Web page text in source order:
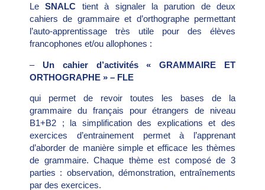
LeSNALC tient à signaler la parution de deux
cahiers de grammaire et d’orthographe permettant
l’auto-apprentissage très utile pour des élèves
francophones et/ou allophones :
– Un cahier d’activités « GRAMMAIRE ET
ORTHOGRAPHE » – FLE
qui permet de revoir toutes les bases de la
grammaire du français pour étrangers de niveau
B1+B2 ; la simplification des explications et des
exercices d’entrainement permet à l’apprenant
d’aborder de manière simple et efficace les thèmes
de grammaire. Chaque thème est composé de 3
parties : observation, démonstration, entraînements
par des exercices.